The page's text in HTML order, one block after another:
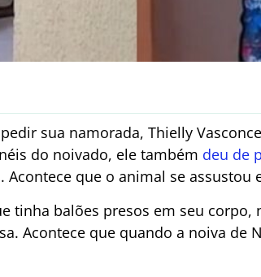
sua namorada, Thielly
do noivado, ele também deu de
Acontece que o animal se assustou
tinha balões presos em seu corpo,
Acontece que quando a noiva de